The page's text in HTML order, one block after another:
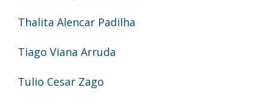
Thalita Alencar Padilha
Tiago Viana Arruda
Tulio Cesar Zago